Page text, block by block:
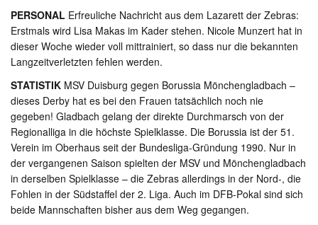
PERSONAL Erfreuliche Nachricht aus dem Lazarett der Zebras:
Erstmals wird Lisa Makas im Kader stehen. Nicole Munzert hat in
dieser Woche wieder voll mittrainiert, so dass nur die bekannten
Langzeitverletzten fehlen werden.
STATISTIK MSV Duisburg gegen Borussia Mönchengladbach –
dieses Derby hat es bei den Frauen tatsächlich noch nie
gegeben! Gladbach gelang der direkte Durchmarsch von der
Regionalliga in die höchste Spielklasse. Die Borussia ist der 51.
Verein im Oberhaus seit der Bundesliga-Gründung 1990. Nur in
der vergangenen Saison spielten der MSV und Mönchengladbach
in derselben Spielklasse – die Zebras allerdings in der Nord-, die
Fohlen in der Südstaffel der 2. Liga. Auch im DFB-Pokal sind sich
beide Mannschaften bisher aus dem Weg gegangen.